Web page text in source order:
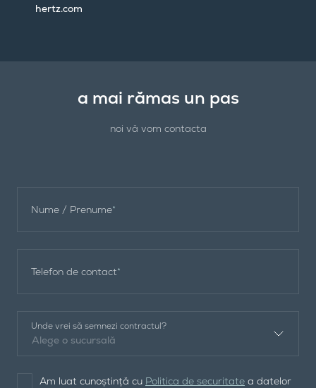
hertz.com
a mai rămas un pas
noi vă vom contacta
Nume / Prenume*
Telefon de contact*
Alege o sucursală
Unde vrei să semnezi contractul?
Am luat cunoștință cu Politica de securitate a datelor